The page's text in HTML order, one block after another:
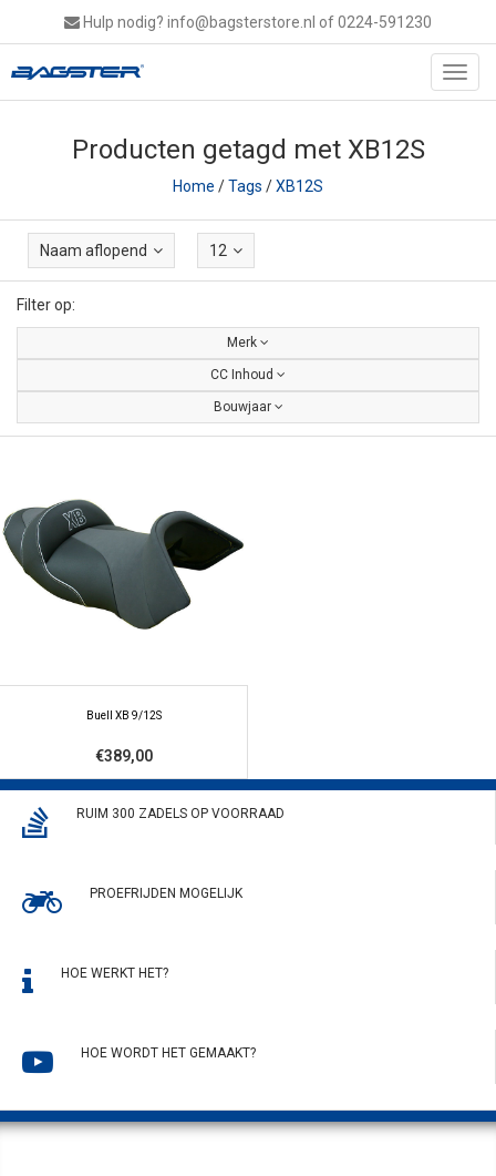
Hulp nodig? info@bagsterstore.nl of 0224-591230
Producten getagd met XB12S
Home /Tags /XB12S
Naam aflopend 12
Filter op:
Merk
CC Inhoud
Bouwjaar
Buell XB 9/12S
€389,00
RUIM 300 ZADELS OP VOORRAAD
PROEFRIJDEN MOGELIJK
HOE WERKT HET?
HOE WORDT HET GEMAAKT?